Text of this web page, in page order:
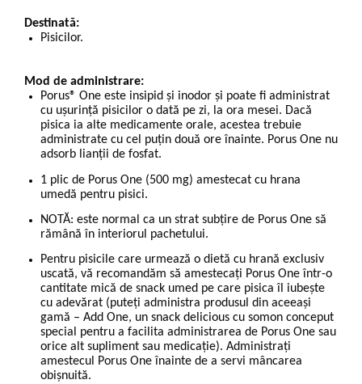
Destinată:
Pisicilor.
Mod de administrare:
Porus® One este insipid și inodor și poate fi administrat
cu ușurință pisicilor o dată pe zi, la ora mesei. Dacă
pisica ia alte medicamente orale, acestea trebuie
administrate cu cel puțin două ore înainte. Porus One nu
adsorb lianții de fosfat.
1 plic de Porus One (500 mg) amestecat cu hrana
umedă pentru pisici.
NOTĂ: este normal ca un strat subțire de Porus One să
rămână în interiorul pachetului.
Pentru pisicile care urmează o dietă cu hrană exclusiv
uscată, vă recomandăm să amestecați Porus One într-o
cantitate mică de snack umed pe care pisica îl iubește
cu adevărat (puteți administra produsul din aceeași
gamă – Add One, un snack delicious cu somon conceput
special pentru a facilita administrarea de Porus One sau
orice alt supliment sau medicație). Administrați
amestecul Porus One înainte de a servi mâncarea
obișnuită.